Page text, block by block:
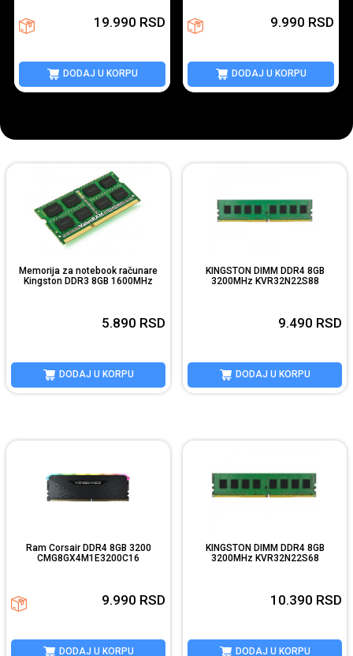
19.990 RSD
DODAJ U KORPU
9.990 RSD
DODAJ U KORPU
Memorija za notebook računare
Kingston DDR3 8GB 1600MHz
5.890 RSD
DODAJ U KORPU
KINGSTON DIMM DDR4 8GB
3200MHz KVR32N22S88
9.490 RSD
DODAJ U KORPU
Ram Corsair DDR4 8GB 3200
CMG8GX4M1E3200C16
9.990 RSD
DODAJ U KORPU
KINGSTON DIMM DDR4 8GB
3200MHz KVR32N22S68
10.390 RSD
DODAJ U KORPU